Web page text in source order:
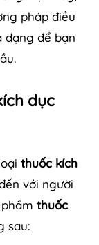
pháp điều
dạng để bạn
dục
thuốc kích
với người
thuốc
sau: